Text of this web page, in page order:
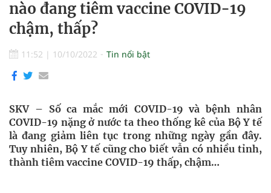
nào đang tiêm vaccine COVID-19
chậm, thấp?
11:52 | 10/10/2022 Tin nổi bật
SKV – Số ca mắc mới COVID-19 và bệnh nhân
COVID-19 nặng ở nước ta theo thống kê của Bộ Y tế
là đang giảm liên tục trong những ngày gần đây.
Tuy nhiên, Bộ Y tế cũng cho biết vẫn có nhiều tỉnh,
thành tiêm vaccine COVID-19 thấp, chậm…